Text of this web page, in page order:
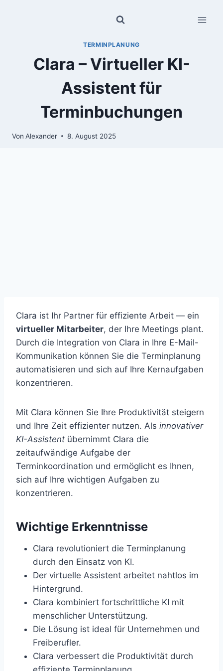
TERMINPLANUNG
Clara – Virtueller KI-
Assistent für
Terminbuchungen
Von Alexander 8. August 2025
Clara ist Ihr Partner für effiziente Arbeit — ein
virtueller Mitarbeiter, der Ihre Meetings plant.
Durch die Integration von Clara in Ihre E-Mail-
Kommunikation können Sie die Terminplanung
automatisieren und sich auf Ihre Kernaufgaben
konzentrieren.
Mit Clara können Sie Ihre Produktivität steigern
und Ihre Zeit effizienter nutzen. Als innovativer
KI-Assistent übernimmt Clara die
zeitaufwändige Aufgabe der
Terminkoordination und ermöglicht es Ihnen,
sich auf Ihre wichtigen Aufgaben zu
konzentrieren.
Wichtige Erkenntnisse
Clara revolutioniert die Terminplanung
durch den Einsatz von KI.
Der virtuelle Assistent arbeitet nahtlos im
Hintergrund.
Clara kombiniert fortschrittliche KI mit
menschlicher Unterstützung.
Die Lösung ist ideal für Unternehmen und
Freiberufler.
Clara verbessert die Produktivität durch